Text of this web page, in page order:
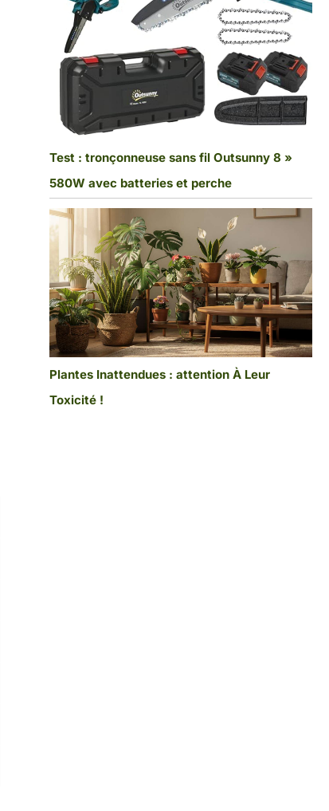
Test : tronçonneuse sans fil Outsunny 8 »
580W avec batteries et perche
Plantes Inattendues : attention À Leur
Toxicité !